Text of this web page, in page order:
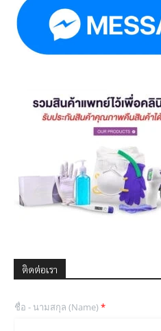
ติดต่อเรา
ชื่อ - นามสกุล (Name)*